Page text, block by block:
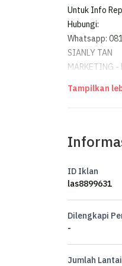
Untuk Info
Hubungi:
Whatsapp:
SIANLY TAN
MARKETING -
Office:
- ⁠Marketing Of
********
ID Iklan
las8899631
Dilengkapi
-
Jumlah Lantai